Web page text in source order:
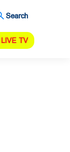
Search
LIVE TV